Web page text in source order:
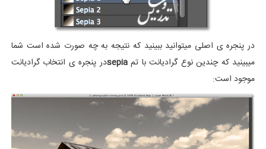
در پنجره ی اصلی میتوانید ببینید که نتیجه به چه صورت شده است شما
میبینید که چندین نوع گرادیانت با تمsepiaدر پنجره ی انتخاب گرادیانت
موجود است: